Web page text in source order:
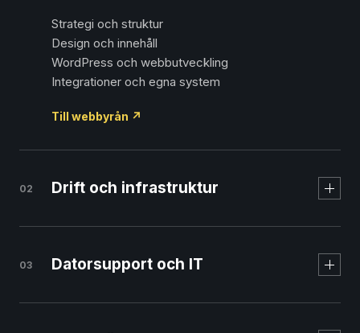
Strategi och struktur
Design och innehåll
WordPress och webbutveckling
Integrationer och egna system
Till webbyrån ↗
02 Drift och infrastruktur
03 Datorsupport och IT